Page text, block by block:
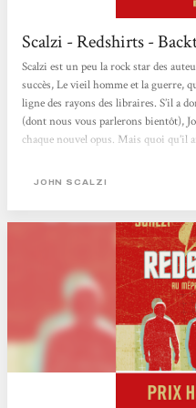
Scalzi - Redshirts -
Scalzi est un peu la rock star des
succès, Le vieil homme et la guerre,
ligne des rayons des libraires. S’il a
(dont nous vous parlerons bientôt),
chaque nouvel opus. Mais quoi qu’il
Imprésario du troisième type, Scalzi
JOHN SCALZI